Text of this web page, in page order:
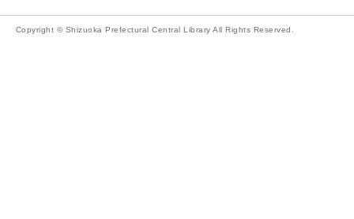
Copyright © Shizuoka Prefectural Central Library All Rights Reserved.